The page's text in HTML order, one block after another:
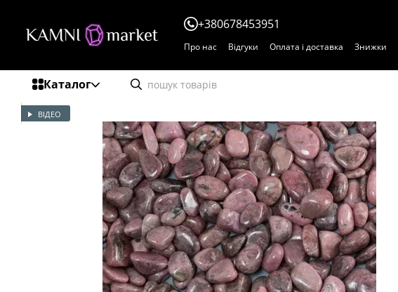
+380678453951
Про нас Відгуки Оплата і доставка Знижки
Каталог
ВІДЕО